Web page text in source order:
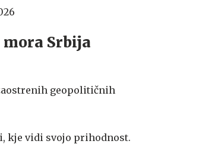
mora Srbija
geopolitičnih
kje vidi svojo prihodnost.